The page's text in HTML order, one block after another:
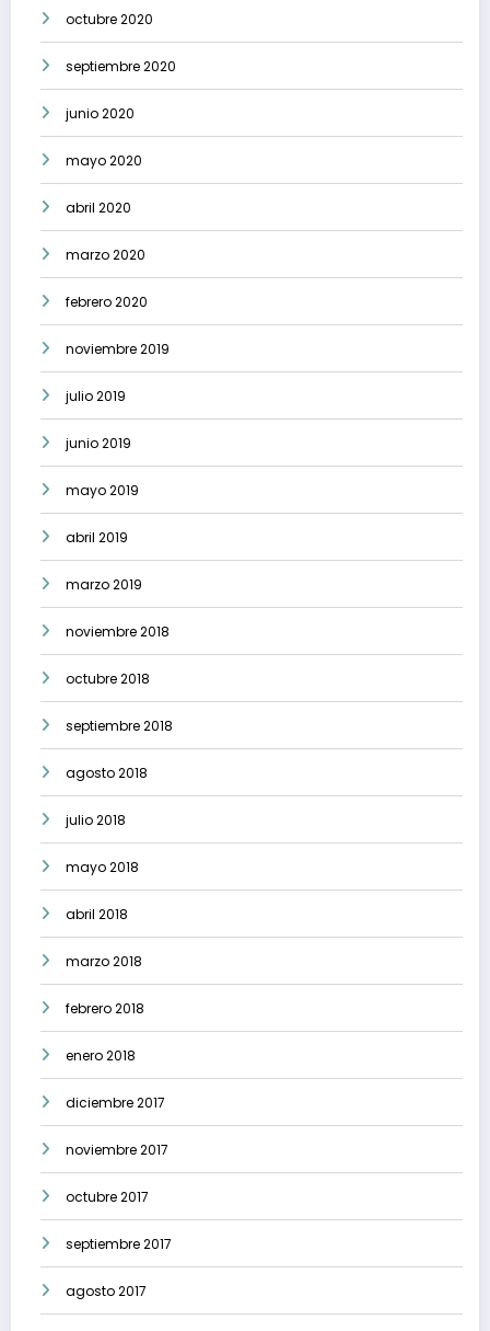
octubre 2020
septiembre 2020
junio 2020
mayo 2020
abril 2020
marzo 2020
febrero 2020
noviembre 2019
julio 2019
junio 2019
mayo 2019
abril 2019
marzo 2019
noviembre 2018
octubre 2018
septiembre 2018
agosto 2018
julio 2018
mayo 2018
abril 2018
marzo 2018
febrero 2018
enero 2018
diciembre 2017
noviembre 2017
octubre 2017
septiembre 2017
agosto 2017